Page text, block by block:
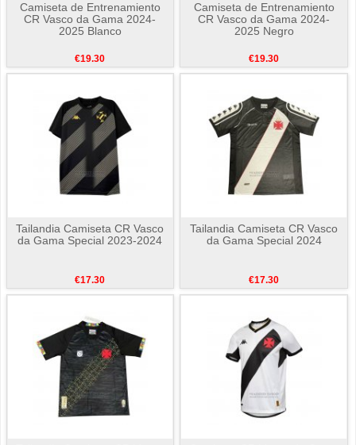
Camiseta de Entrenamiento
CR Vasco da Gama 2024-
2025 Blanco
€19.30
Camiseta de Entrenamiento
CR Vasco da Gama 2024-
2025 Negro
€19.30
Tailandia Camiseta CR Vasco
da Gama Special 2023-2024
€17.30
Tailandia Camiseta CR Vasco
da Gama Special 2024
€17.30